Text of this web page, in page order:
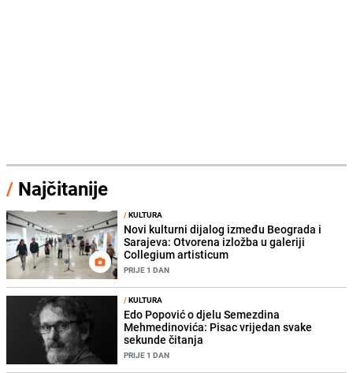
/ Najčitanije
/KULTURA
Novi kulturni dijalog između Beograda i
Sarajeva: Otvorena izložba u galeriji
Collegium artisticum
PRIJE 1 DAN
/KULTURA
Edo Popović o djelu Semezdina
Mehmedinovića: Pisac vrijedan svake
sekunde čitanja
PRIJE 1 DAN